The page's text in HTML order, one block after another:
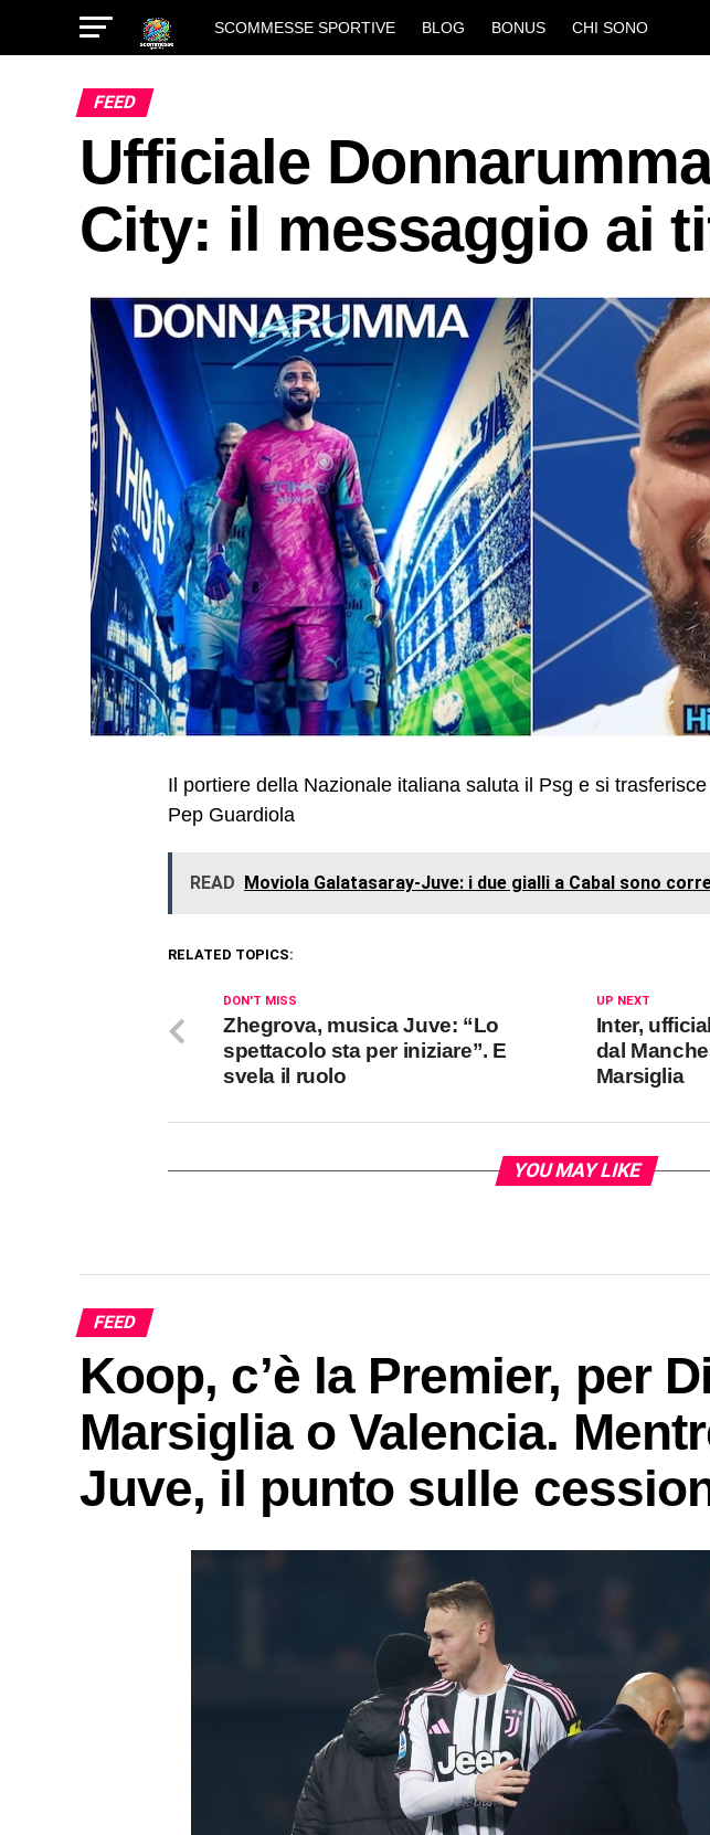
SCOMMESSE SPORTIVE BLOG BONUS CHI SONO
FEED
Ufficiale
City: il messaggio ai
Il portiere della Nazionale italiana saluta il Psg e si
Pep Guardiola
READ Moviola Galatasaray-Juve: i due gialli a Cabal sono
RELATED TOPICS:
UP NEXT
Inter,
dal
Marsiglia
DON'T MISS
Zhegrova, musica Juve: “Lo
spettacolo sta per iniziare”. E
svela il ruolo
YOU MAY LIKE
FEED
Koop, c’è la Premier, per
Marsiglia o Valencia.
Juve, il punto sulle